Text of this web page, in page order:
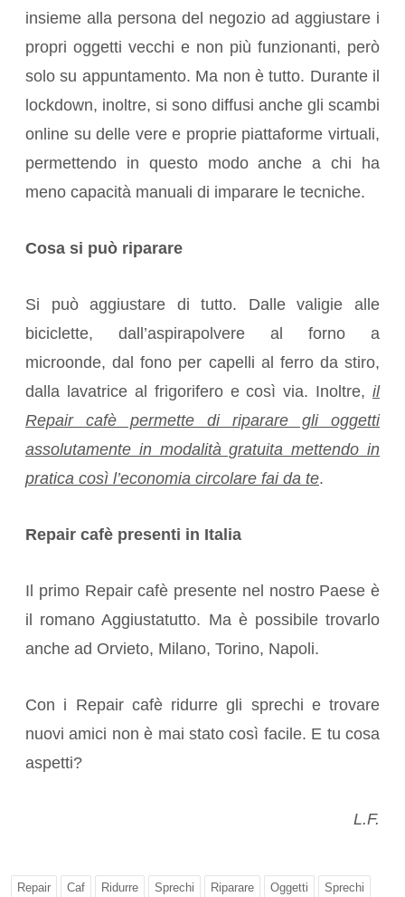
insieme alla persona del negozio ad aggiustare i
propri oggetti vecchi e non più funzionanti, però
solo su appuntamento. Ma non è tutto. Durante il
lockdown, inoltre, si sono diffusi anche gli scambi
online su delle vere e proprie piattaforme virtuali,
permettendo in questo modo anche a chi ha
meno capacità manuali di imparare le tecniche.
Cosa si può riparare
Si può aggiustare di tutto. Dalle valigie alle
biciclette, dall’aspirapolvere al forno a
microonde, dal fono per capelli al ferro da stiro,
dalla lavatrice al frigorifero e così via. Inoltre, il
Repair cafè permette di riparare gli oggetti
assolutamente in modalità gratuita mettendo in
pratica così l’economia circolare fai da te.
Repair cafè presenti in Italia
Il primo Repair cafè presente nel nostro Paese è
il romano Aggiustatutto. Ma è possibile trovarlo
anche ad Orvieto, Milano, Torino, Napoli.
Con i Repair cafè ridurre gli sprechi e trovare
nuovi amici non è mai stato così facile. E tu cosa
aspetti?
L.F.
Repair Caf Ridurre Sprechi Riparare Oggetti Sprechi